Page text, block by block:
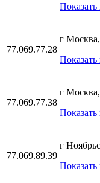
Показать
77.069.77.28
г
Показать
77.069.77.38
г
Показать
77.069.89.39
г
Показать